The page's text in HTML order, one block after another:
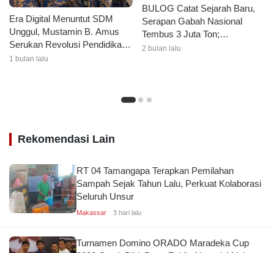
Era Digital Menuntut SDM
Unggul, Mustamin B. Amus
Serukan Revolusi Pendidikan
di Pinrang
1 bulan lalu
BULOG Catat Sejarah Baru,
Serapan Gabah Nasional
Tembus 3 Juta Ton;
Bulukumba Sumbang 56 Ribu
2 bulan lalu
Rekomendasi Lain
RT 04 Tamangapa Terapkan Pemilahan
Sampah Sejak Tahun Lalu, Perkuat Kolaborasi
Seluruh Unsur
Makassar 3 hari lalu
Turnamen Domino ORADO Maradeka Cup